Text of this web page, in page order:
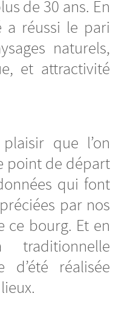
de 30 ans. En
a réussi le pari
naturels,
et attractivité
que l’on
point de départ
qui font
par nos
ce bourg. Et en
d’été réalisée